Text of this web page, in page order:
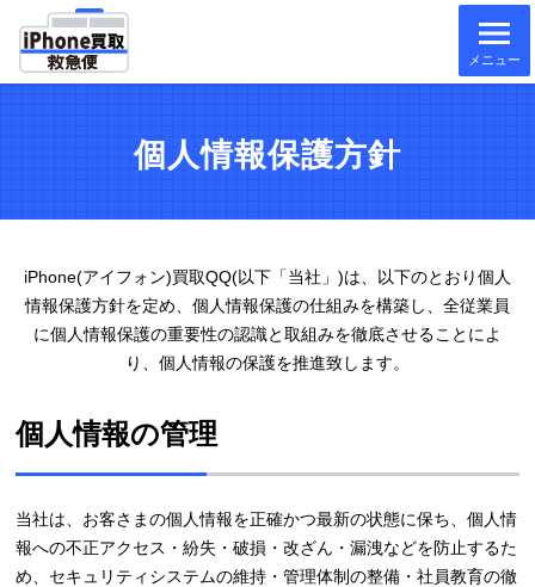
メニュー
個人情報保護方針
iPhone(アイフォン)買取QQ(以下「当社」)は、
以下のとおり個人
情報保護方針を定め、個人情報保護の仕組みを構築し、 全従業員
に個人情報保護の重要性の認識と取組みを徹底させることによ
り、個人情報の保護を推進致します。
個人情報の管理
当社は、お客さまの個人情報を正確かつ最新の状態に保ち、個人情
報への不正アクセス・紛失・破損・改ざん・漏洩などを防止するた
め、セキュリティシステムの維持・管理体制の整備・社員教育の徹